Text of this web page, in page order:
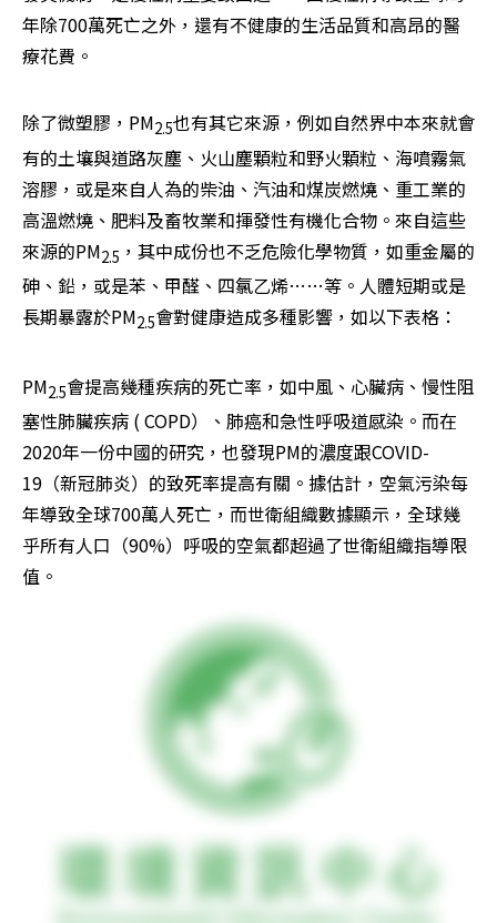
年除700萬死亡之外，還有不健康的生活品質和高昂的醫
療花費。
除了微塑膠，PM2.5也有其它來源，例如自然界中本來就會
有的土壤與道路灰塵、火山塵顆粒和野火顆粒、海噴霧氣
溶膠，或是來自人為的柴油、汽油和煤炭燃燒、重工業的
高溫燃燒、肥料及畜牧業和揮發性有機化合物。來自這些
來源的PM2.5 ，其中成份也不乏危險化學物質，如重金屬的
砷、鉛，或是苯、甲醛、四氯乙烯……等。人體短期或是
長期暴露於PM2.5會對健康造成多種影響，如以下表格：
PM2.5會提高幾種疾病的死亡率，如中風、心臟病、慢性阻
塞性肺臟疾病 ( COPD）、肺癌和急性呼吸道感染。而在
2020年一份中國的研究，也發現PM的濃度跟COVID-
19（新冠肺炎）的致死率提高有關。據估計，空氣污染每
年導致全球700萬人死亡，而世衛組織數據顯示，全球幾
乎所有人口（90%）呼吸的空氣都超過了世衛組織指導限
值。